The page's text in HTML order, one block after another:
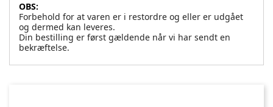
OBS:
Forbehold for at varen er i restordre og eller er udgået
og dermed kan leveres.
Din bestilling er først gældende når vi har sendt en
bekræftelse.